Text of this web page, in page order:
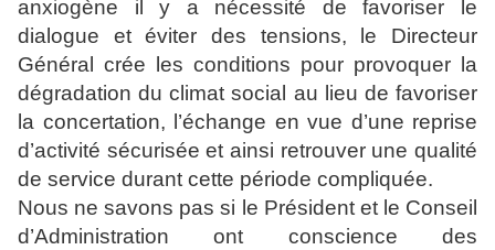
anxiogène il y a nécessité de favoriser le
dialogue et éviter des tensions, le Directeur
Général crée les conditions pour provoquer la
dégradation du climat social au lieu de favoriser
la concertation, l’échange en vue d’une reprise
d’activité sécurisée et ainsi retrouver une qualité
de service durant cette période compliquée.
Nous ne savons pas si le Président et le Conseil
d’Administration ont conscience des